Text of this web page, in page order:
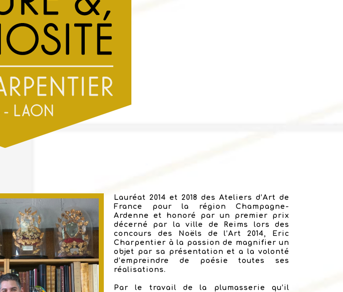
Lauréat 2014 et 2018 des Ateliers d’Art de
France pour la région Champagne-
Ardenne et honoré par un premier prix
décerné par la ville de Reims lors des
concours des Noëls de l’Art 2014, Eric
Charpentier à la passion de magnifier un
objet par sa présentation et a la volonté
d’empreindre de poésie toutes ses
réalisations.
Par le travail de la plumasserie qu’il